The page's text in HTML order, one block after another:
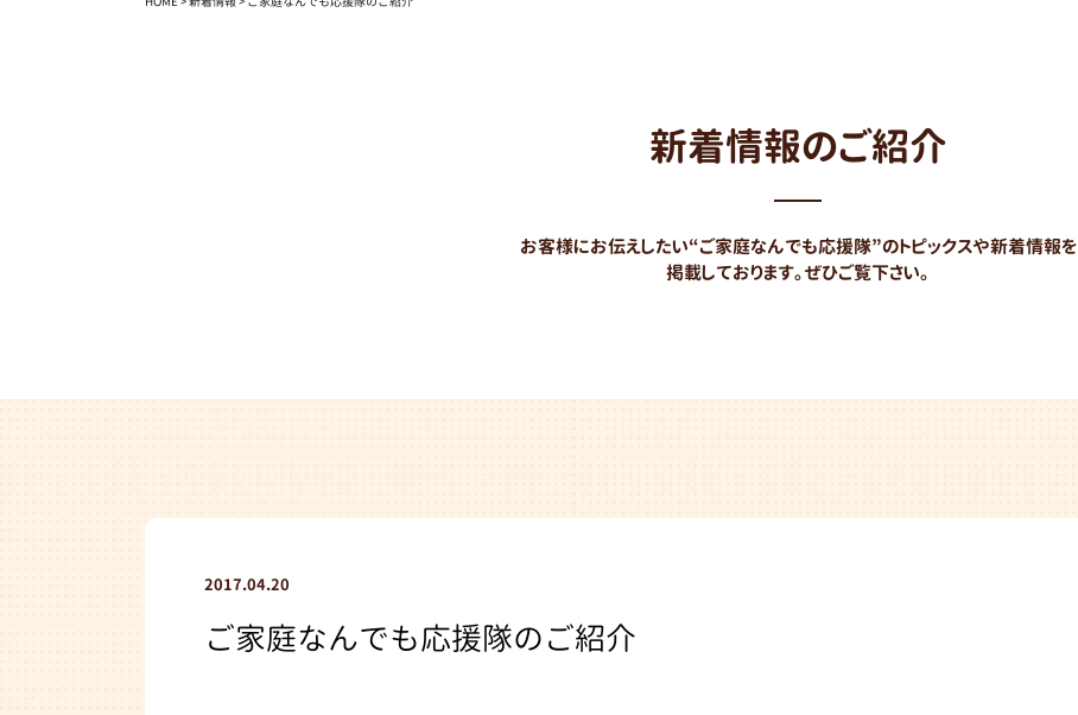
空き家の片付け新着情報のご紹介
お客様にお伝えしたい“ご家庭なんでも応援隊”のトピックスや新着情報を
掲載しております。ぜひご覧下さい。
2017.04.20
ご家庭なんでも応援隊のご紹介